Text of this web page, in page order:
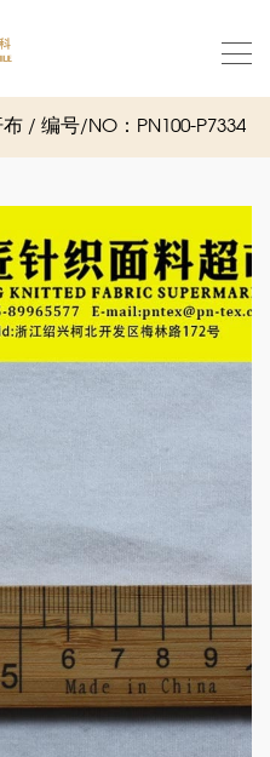
/ 编号/NO：PN100-P7334